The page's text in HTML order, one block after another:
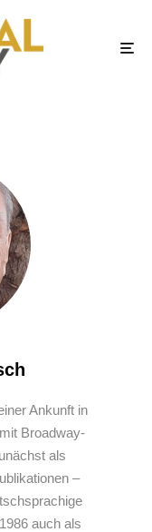
Ankunft in
Broadway-
als
–
auch als